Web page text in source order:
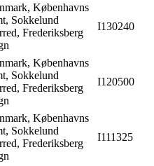
Københavns
Sokkelund
Frederiksberg
I130240
Københavns
Sokkelund
Frederiksberg
I120500
Københavns
Sokkelund
Frederiksberg
I111325